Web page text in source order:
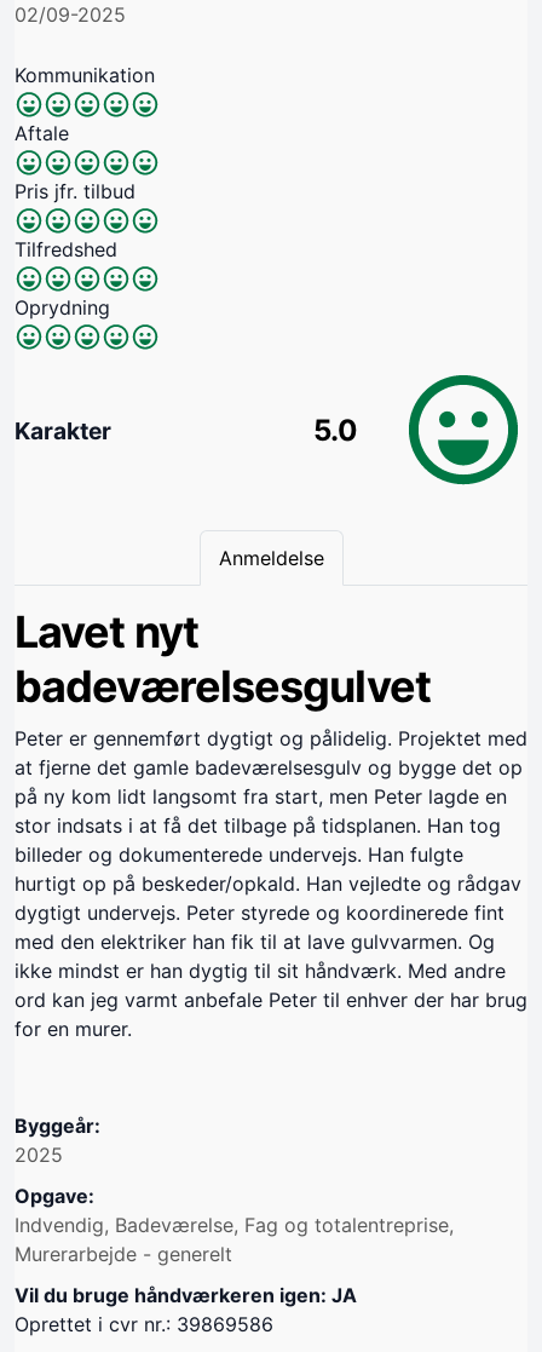
02/09-2025
Kommunikation
Aftale
Pris jfr. tilbud
Tilfredshed
Oprydning
Karakter 5.0
Anmeldelse
Lavet nyt
badeværelsesgulvet
Peter er gennemført dygtigt og pålidelig. Projektet med
at fjerne det gamle badeværelsesgulv og bygge det op
på ny kom lidt langsomt fra start, men Peter lagde en
stor indsats i at få det tilbage på tidsplanen. Han tog
billeder og dokumenterede undervejs. Han fulgte
hurtigt op på beskeder/opkald. Han vejledte og rådgav
dygtigt undervejs. Peter styrede og koordinerede fint
med den elektriker han fik til at lave gulvvarmen. Og
ikke mindst er han dygtig til sit håndværk. Med andre
ord kan jeg varmt anbefale Peter til enhver der har brug
for en murer.
Byggeår:
2025
Opgave:
Indvendig, Badeværelse, Fag og totalentreprise,
Murerarbejde - generelt
Vil du bruge håndværkeren igen: JA
Oprettet i cvr nr.: 39869586